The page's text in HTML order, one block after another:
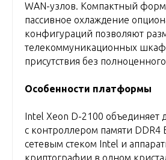
WAN-узлов. Компактный
пассивное охлаждение
конфигураций позволяют
телекоммуникационных
присутствия без
Особенности платформы
Intel Xeon D-2100 объединяет
с контроллером памяти DDR4
сетевым стеком Intel и
криптографии в одном